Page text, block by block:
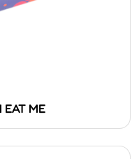
EAT ME